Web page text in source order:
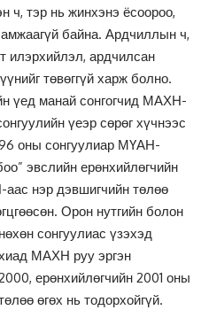
тэр нь жинхэнэ ёсоороо,
байна. Ардчиллын ч,
илэрхийлэл, ардчилсан
төвөггүй харж болно.
үед манай сонгогчид МАХН-
үеэр сөрөг хүчнээс
оны сонгуулиар МҮАН-
эвслийн ерөнхийлөгчийн
нэр дэвшигчийн төлөө
Орон нутгийн болон
сонгуулиас үзэхэд
МАХН руу эргэн
ерөнхийлөгчийн 2001 оны
өгөх нь тодорхойгүй.